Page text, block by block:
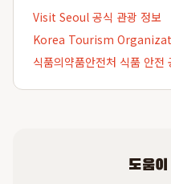
Visit Seoul 공식 관광 정보
Korea Tourism
식품의약품안전처 식품 안전
도움